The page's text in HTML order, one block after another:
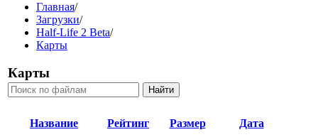
Главная/
Загрузки/
Half-Life 2 Beta/
Карты
Карты
Название Рейтинг Размер Дата